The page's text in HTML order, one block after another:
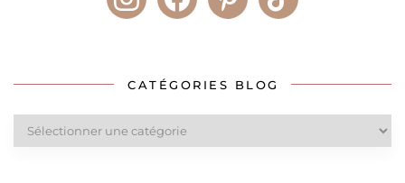
CATÉGORIES BLOG
blog